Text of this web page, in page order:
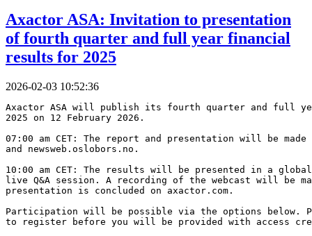
Axactor ASA: Invitation to presentation
of fourth quarter and full year financial
results for 2025
2026-02-03 10:52:36
Axactor ASA will publish its fourth quarter and full
2025 on 12 February 2026.
07:00 am CET: The report and presentation will be
and newsweb.oslobors.no.
10:00 am CET: The results will be presented in a
live Q&A session. A recording of the webcast will be
presentation is concluded on axactor.com.
Participation will be possible via the options below.
to register before you will be provided with access